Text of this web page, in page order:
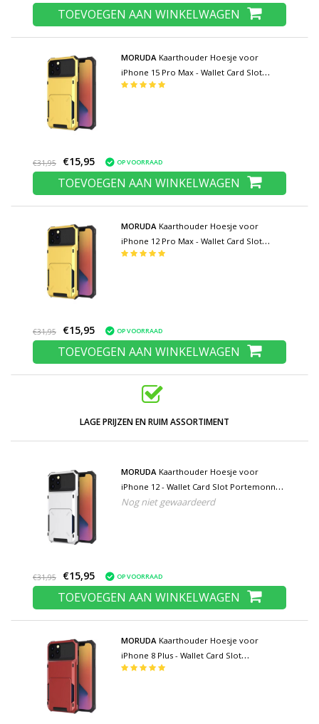
TOEVOEGEN AAN WINKELWAGEN
MORUDA Kaarthouder Hoesje voor
iPhone 15 Pro Max - Wallet Card Slot
Portemonnee Flip Cover Case - Geel
€31,95 €15,95 OP VOORRAAD
TOEVOEGEN AAN WINKELWAGEN
MORUDA Kaarthouder Hoesje voor
iPhone 12 Pro Max - Wallet Card Slot
Portemonnee Flip Cover Case - Geel
€31,95 €15,95 OP VOORRAAD
TOEVOEGEN AAN WINKELWAGEN
LAGE PRIJZEN EN RUIM ASSORTIMENT
MORUDA Kaarthouder Hoesje voor
iPhone 12 - Wallet Card Slot Portemonnee
Flip Cover Case - Wit
Nog niet gewaardeerd
€31,95 €15,95 OP VOORRAAD
TOEVOEGEN AAN WINKELWAGEN
MORUDA Kaarthouder Hoesje voor
iPhone 8 Plus - Wallet Card Slot
Portemonnee Flip Cover Case - Rood